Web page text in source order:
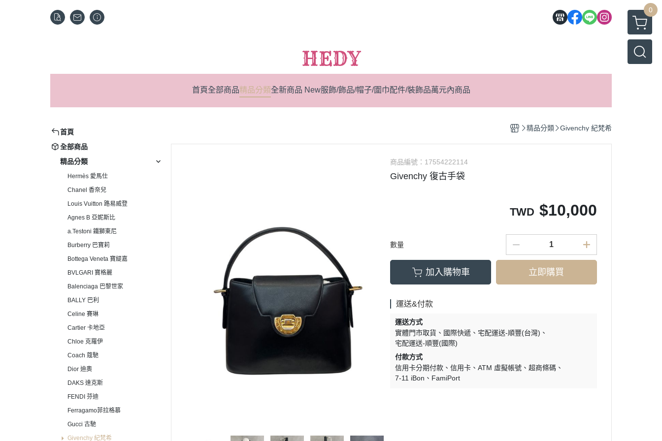
0
HEDY
首頁全部商品精品分類全新商品 New服飾/飾品/帽子/圍巾配件/裝飾品萬元內商品
首頁
全部商品
精品分類
Hermès 愛馬仕
Chanel 香奈兒
Louis Vuitton 路易威登
Agnes B 亞妮斯比
a.Testoni 鐵獅東尼
Burberry 巴寶莉
Bottega Veneta 寶緹嘉
BVLGARI 寶格麗
Balenciaga 巴黎世家
BALLY 巴利
Celine 賽琳
Cartier 卡地亞
Chloe 克羅伊
Coach 蔻馳
Dior 迪奧
DAKS 達克斯
FENDI 芬迪
Ferragamo菲拉格慕
Gucci 古馳
Givenchy 紀梵希
精品分類 Givenchy 紀梵希
商品編號： 17554222114
Givenchy 復古手袋
TWD $10,000
數量
加入購物車 立即購買
運送&付款
運送方式
實體門市取貨
國際快遞
宅配運送-順豐(台灣)
宅配運送-順豐(國際)
付款方式
信用卡分期付款
信用卡 ATM 虛擬帳號
超商條碼
7-11 iBon
FamiPort